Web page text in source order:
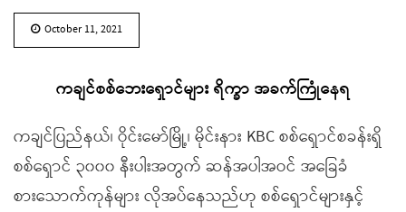
October 11, 2021
ကချင်စစ်ဘေးရှောင်များ ရိက္ခာ အခက်ကြုံနေရ
ကချင်ပြည်နယ်၊ ဝိုင်းမော်မြို့၊ မိုင်းနား KBC စစ်ရှောင်စခန်းရှိ
စစ်ရှောင် ၃၀၀၀ နီးပါးအတွက် ဆန်အပါအဝင် အခြေခံ
စားသောက်ကုန်များ လိုအပ်နေသည်ဟု စစ်ရှောင်များနှင့်